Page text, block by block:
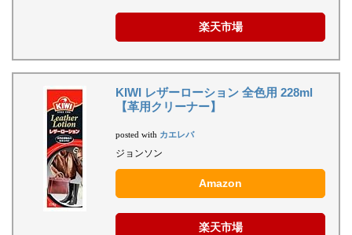
楽天市場
KIWI レザーローション 全色用 228ml
【革用クリーナー】
posted with カエレバ
ジョンソン
Amazon
楽天市場